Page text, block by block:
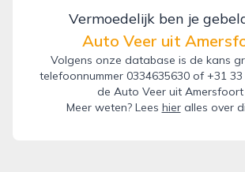
Vermoedelijk ben je
Auto Veer uit
Volgens onze database is de kans
telefoonnummer 0334635630 of +31
de Auto Veer uit Amersfoort
Meer weten? Lees hieralles over